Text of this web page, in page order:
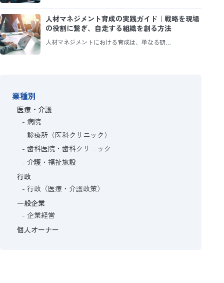
人材マネジメント育成の実践ガイド｜戦略を現場
の役割に繋ぎ、自走する組織を創る方法
人材マネジメントにおける育成は、単なる研…
業種別
医療・介護
病院
診療所（医科クリニック）
歯科医院・歯科クリニック
介護・福祉施設
行政
行政（医療・介護政策）
一般企業
企業経営
個人オーナー